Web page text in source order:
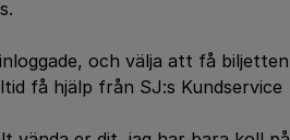
och välja att få biljetten
få hjälp från SJ:s Kundservice